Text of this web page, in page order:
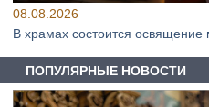
08.08.2026
В храмах состоится освящение
ПОПУЛЯРНЫЕ НОВОСТИ